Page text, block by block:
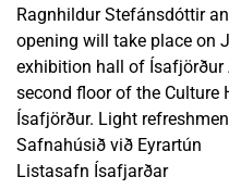
Ragnhildur Stefánsdóttir
opening will take place on
exhibition hall of Ísafjörður
second floor of the Culture
Ísafjörður. Light
Safnahúsið við Eyrartún
Listasafn Ísafjarðar